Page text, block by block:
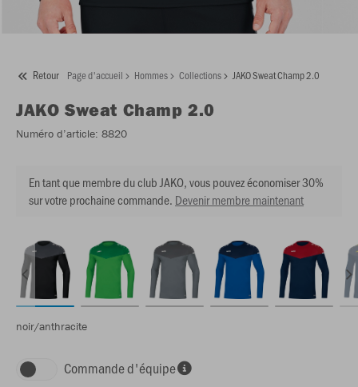
Retour Page d'accueil Hommes Collections JAKO Sweat Champ 2.0
JAKO Sweat Champ 2.0
Numéro d’article: 8820
En tant que membre du club JAKO, vous pouvez économiser 30%
sur votre prochaine commande. Devenir membre maintenant
noir/anthracite
Commande d'équipe